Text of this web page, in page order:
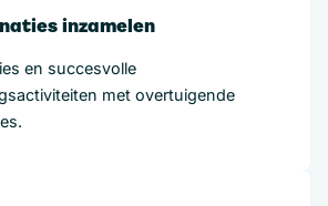
inzamelen
en succesvolle
met overtuigende